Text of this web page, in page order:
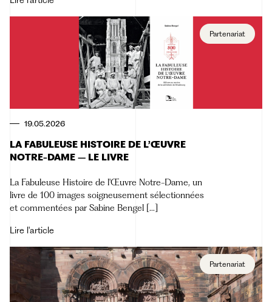
Partenariat
19.05.2026
LA FABULEUSE HISTOIRE DE L’ŒUVRE
NOTRE-DAME – LE LIVRE
La Fabuleuse Histoire de l'Œuvre Notre-Dame, un
livre de 100 images soigneusement sélectionnées
et commentées par Sabine Bengel [...]
Lire l'article
Partenariat